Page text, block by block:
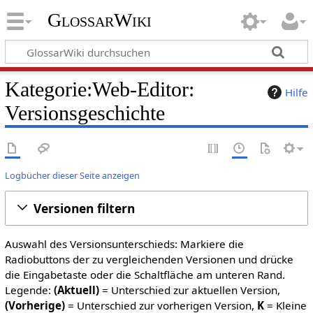
GlossarWiki
Hilfe
Kategorie:Web-Editor:
Versionsgeschichte
Logbücher dieser Seite anzeigen
Versionen filtern
Auswahl des Versionsunterschieds: Markiere die
Radiobuttons der zu vergleichenden Versionen und drücke
die Eingabetaste oder die Schaltfläche am unteren Rand.
Legende: (Aktuell)= Unterschied zur aktuellen Version,
(Vorherige)= Unterschied zur vorherigen Version, K= Kleine